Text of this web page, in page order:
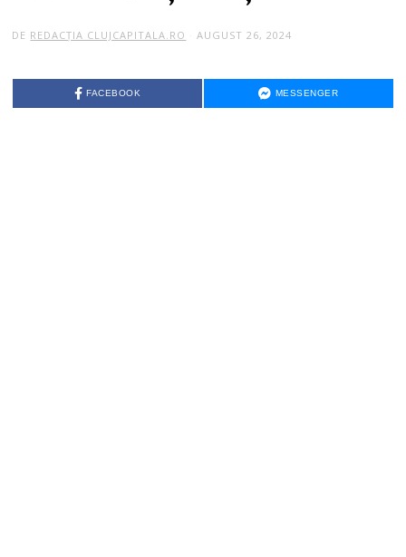
DE REDACȚIA CLUJCAPITALA.RO AUGUST 26, 2024
FACEBOOK MESSENGER